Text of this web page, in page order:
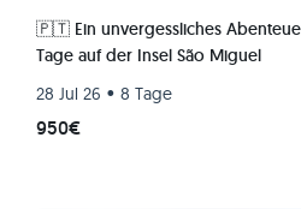
🇵🇹 Ein unvergessliches
Tage auf der Insel São Miguel
28 Jul 26 • 8 Tage
950€